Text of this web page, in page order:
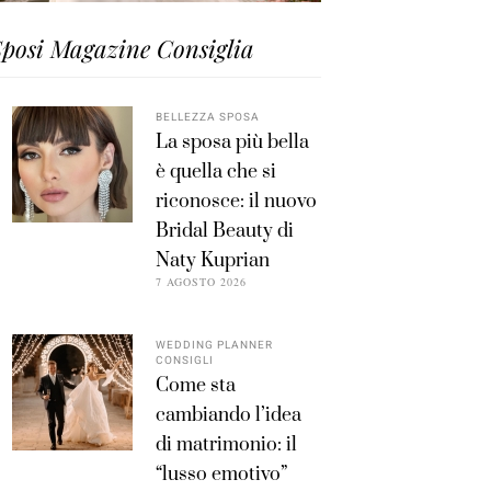
Magazine Consiglia
BELLEZZA SPOSA
La sposa più bella
è quella che si
riconosce: il nuovo
Bridal Beauty di
Naty Kuprian
7 AGOSTO 2026
WEDDING PLANNER
CONSIGLI
Come sta
cambiando l’idea
di matrimonio: il
“lusso emotivo”